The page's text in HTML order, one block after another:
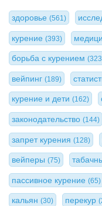
здоровье (561)
курение (393)
борьба с курением
вейпинг (189)
курение и дети (162)
законодательство (144)
запрет курения (128)
вейперы (75)
пассивное курение (65)
кальян (30) перекур